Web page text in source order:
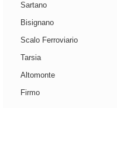
Sartano
Bisignano
Scalo Ferroviario
Tarsia
Altomonte
Firmo